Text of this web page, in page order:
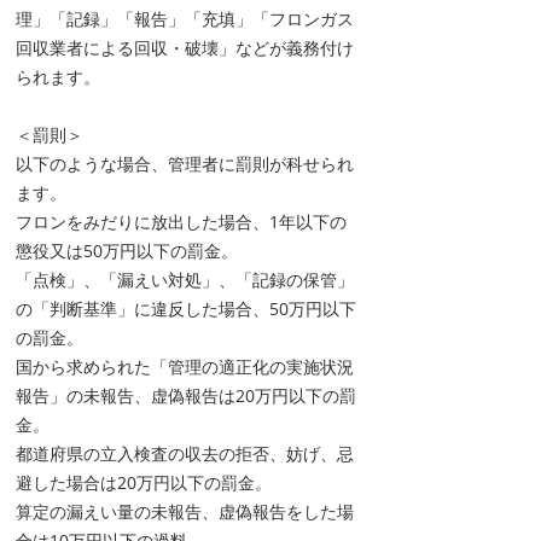
理」「記録」「報告」「充填」「フロンガス
回収業者による回収・破壊」などが義務付け
られます。
＜罰則＞
以下のような場合、管理者に罰則が科せられ
ます。
フロンをみだりに放出した場合、1年以下の
懲役又は50万円以下の罰金。
「点検」、「漏えい対処」、「記録の保管」
の「判断基準」に違反した場合、50万円以下
の罰金。
国から求められた「管理の適正化の実施状況
報告」の未報告、虚偽報告は20万円以下の罰
金。
都道府県の立入検査の収去の拒否、妨げ、忌
避した場合は20万円以下の罰金。
算定の漏えい量の未報告、虚偽報告をした場